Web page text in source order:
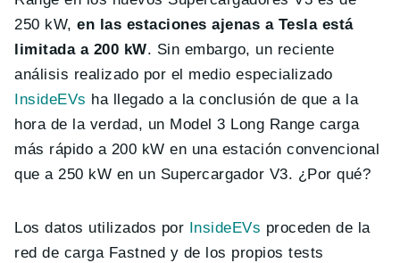
250 kW,en las estaciones ajenas a Tesla está
limitada a 200 kW. Sin embargo, un reciente
análisis realizado por el medio especializado
InsideEVs ha llegado a la conclusión de que a la
hora de la verdad, un Model 3 Long Range carga
más rápido a 200 kW en una estación convencional
que a 250 kW en un Supercargador V3. ¿Por qué?
Los datos utilizados por InsideEVs proceden de la
red de carga Fastned y de los propios tests